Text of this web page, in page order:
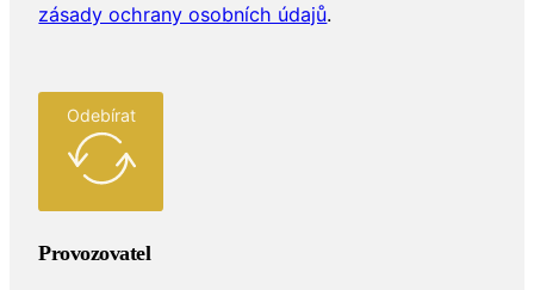
zásady ochrany osobních údajů.
Odebírat
Provozovatel